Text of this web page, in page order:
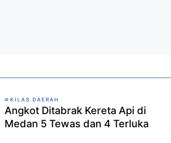
KILAS DAERAH
Angkot Ditabrak Kereta Api di
Medan 5 Tewas dan 4 Terluka